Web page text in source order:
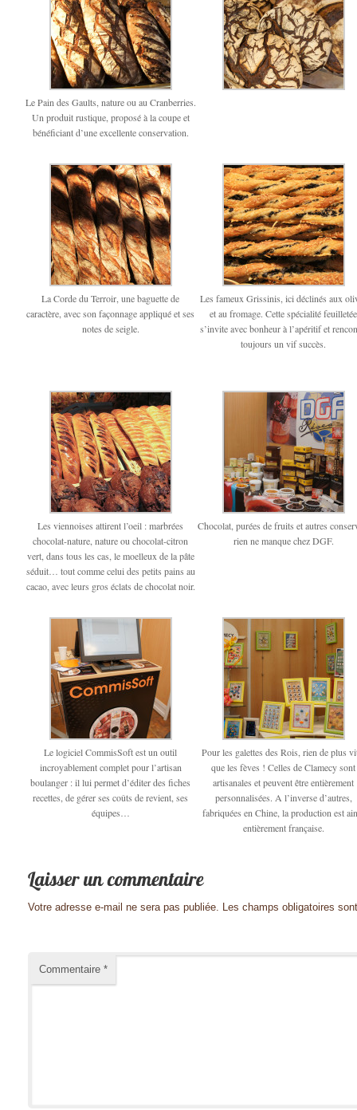
Le Pain des Gaults, nature ou au Cranberries.
Un produit rustique, proposé à la coupe et
bénéficiant d’une excellente conservation.
La Corde du Terroir, une baguette de
caractère, avec son façonnage appliqué et ses
notes de seigle.
Les fameux Grissinis, ici déclinés aux
et au fromage. Cette spécialité feuilletée
s’invite avec bonheur à l’apéritif et
toujours un vif succès.
Les viennoises attirent l’oeil : marbrées
chocolat-nature, nature ou chocolat-citron
vert, dans tous les cas, le moelleux de la pâte
séduit… tout comme celui des petits pains au
cacao, avec leurs gros éclats de chocolat noir.
Chocolat, purées de fruits et autres
rien ne manque chez DGF.
Le logiciel CommisSoft est un outil
incroyablement complet pour l’artisan
boulanger : il lui permet d’éditer des fiches
recettes, de gérer ses coûts de revient, ses
équipes…
Pour les galettes des Rois, rien de plus
que les fèves ! Celles de Clamecy sont
artisanales et peuvent être entièrement
personnalisées. A l’inverse d’autres,
fabriquées en Chine, la production est
entièrement française.
Votre adresse e-mail ne sera pas publiée. Les champs obligatoires
Commentaire *